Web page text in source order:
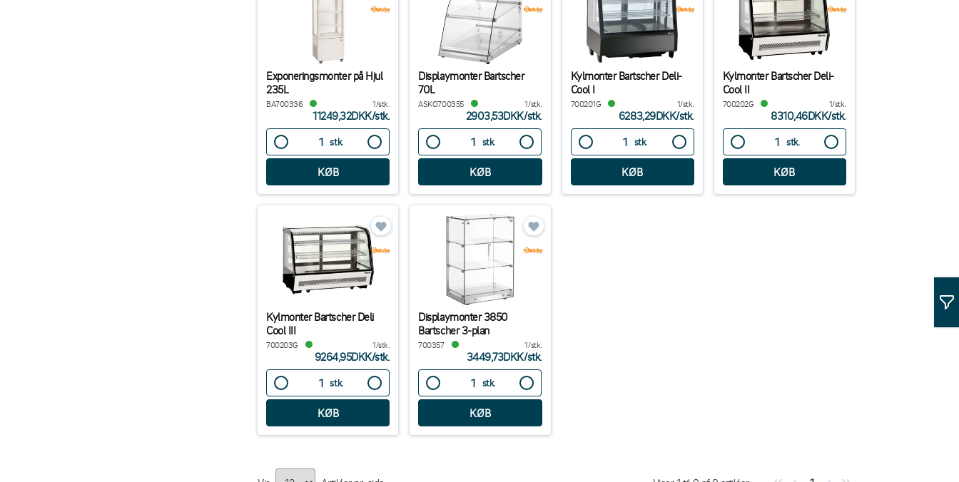
Exponeringsmonter på Hjul
235L
BA700336 1/stk.
11249,32DKK/stk.
stk.
Displaymonter Bartscher
70L
ASKO700355 1/stk.
2903,53DKK/stk.
stk.
Kylmonter Bartscher Deli-
Cool I
700201G 1/stk.
6283,29DKK/stk.
stk.
Kylmonter Bartscher Deli-
Cool II
700202G 1/stk.
8310,46DKK/stk.
stk.
Kylmonter Bartscher Deli
Cool III
700203G 1/stk.
9264,95DKK/stk.
stk.
Displaymonter 3850
Bartscher 3-plan
700357 1/stk.
3449,73DKK/stk.
stk.